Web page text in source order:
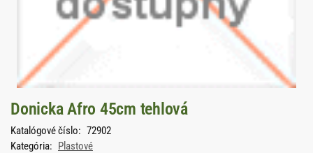
Donicka Afro 45cm tehlová
Katalógové číslo: 72902
Kategória: Plastové